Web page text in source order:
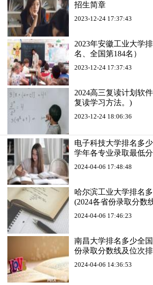
招生简章
2023-12-24 17:37:43
2023年安徽工业大学
名、全国第184名）
2023-12-24 17:37:43
2024高三复读计划软
复读学习方法。)
2023-12-24 18:06:36
电子科技大学排名多
学年各专业录取最低
2024-04-06 17:48:48
哈尔滨工业大学排名
(2024各省份录取分数
2024-04-06 17:46:23
南昌大学排名多少全
份录取分数线及位次
2024-04-06 14:36:53